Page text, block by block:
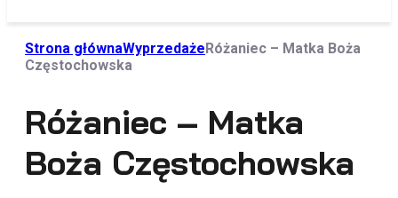
Strona głównaWyprzedażeRóżaniec – Matka Boża
Częstochowska
Różaniec – Matka
Boża Częstochowska